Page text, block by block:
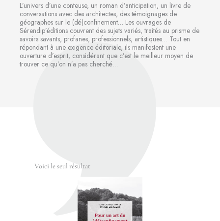
Pour un art du
(dé)confinement
L’univers d’une conteuse, un roman d’anticipation, un livre de
conversations avec des architectes, des témoignages de
géographes sur le (dé)confinement… Les ouvrages de
Sérendip’éditions couvrent des sujets variés, traités au prisme de
savoirs savants, profanes, professionnels, artistiques… Tout en
répondant à une exigence éditoriale, ils manifestent une
ouverture d’esprit, considérant que c’est le meilleur moyen de
trouver ce qu’on n’a pas cherché…
Voici le seul résultat